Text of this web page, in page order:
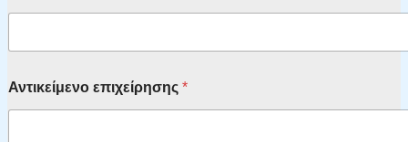
Αντικείμενο επιχείρησης *